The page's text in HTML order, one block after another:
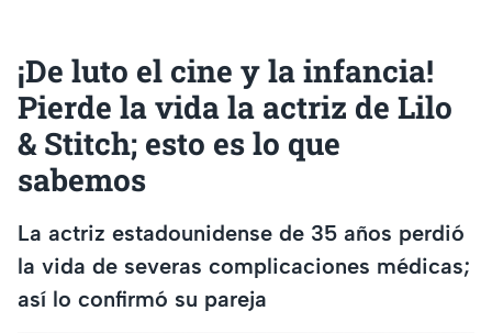
¡De luto el cine y la infancia!
Pierde la vida la actriz de Lilo
& Stitch; esto es lo que
sabemos
La actriz estadounidense de 35 años perdió
la vida de severas complicaciones médicas;
así lo confirmó su pareja